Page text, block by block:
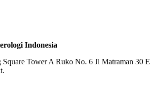
Indonesia
Square Tower A Ruko No. 6 Jl Matraman 30 E